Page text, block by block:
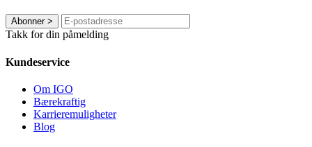
Abonner>
Takk for din påmelding
Kundeservice
Om IGO
Bærekraftig
Karrieremuligheter
Blog